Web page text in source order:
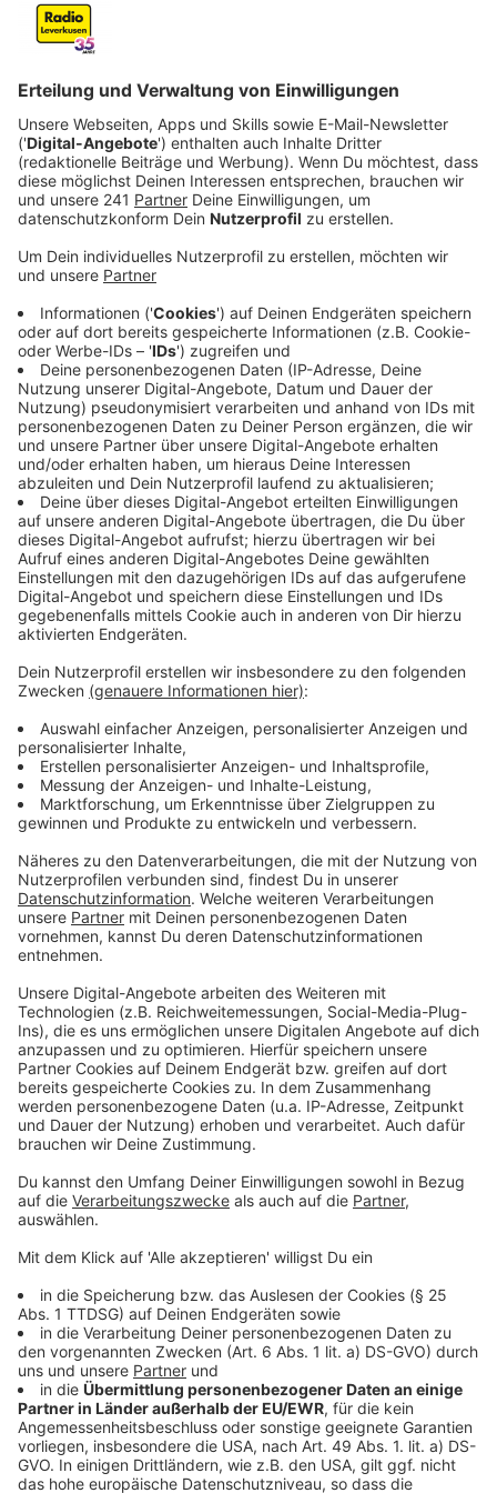
Anzeige
(rufa) - Ihr Album beginnt mit dem Song "When I Get
There", der vom Verlust ihres Vaters und ihrer Nanny
Trish inspiriert wurde: "Mein Vater ist gestorben und
dann ist meine liebe Freundin ungefähr acht Monate
später gestorben. Und ich frage mich, wo sie sind. Wo
seid ihr? Wohin seid ihr gegangen? Wo ist euer Seele
hingegangen? Ich vermisse euch. Und ich würde gerne
glauben, dass ihr irgendwo seid."
Pink über ihr Album "Trustfall" und warum Vertrauen für
sie gerade ein wichtiges Thema ist: "Ich finde, ein
Erwachsener zu sein, ein Mensch zu sein erfordert
gerade jetzt viel Vertrauen. In einer Beziehung zu sein,
Eltern zu sein, Kind zu sein, die Kinder zur Schule zu
bringen [...] alles erfordert gerade so viel
Vertrauen." Pink sagt, sie sei jemand, der leicht
anderen vertraut: "Wenn du feststellst, dass
Menschen dich nur verletzen können, wenn du es
zulässt, dann kannst du jedem vertrauen. Ich bin ein
Vertrauensmensch. Sowohl das eine als auch das
andere: Ich bin eine Person, die unglaublich defensiv
und hart ist, aber ich bin auch einfach super offen und
verletzlich. Ich bin der Typ, der nachts in einen leeren
Pool springt." Mit dieser Einstellung und diesem Elan
hat sich die Pop-Legende an ihr neues Album
gemacht, das nun auf dem Markt erschienen ist.
"Trustfall" ist unser neues Album der Woche, hier
könnt ihr es euch in voller Länge anhören.
Anzeige
Anzeige
Wir benötigen Ihre
Zustimmung, um den YouTube
Video-Service zu laden!
Wir verwenden einen Service eines
einzubetten. Dieser Service kann
Daten zu Ihren Aktivitäten
Details durch und stimmen Sie der
Nutzung des Service zu, um dieses
Video anzusehen.
Mehr Informationen
Akzeptieren
powered byUsercentrics Consent
Management Platform
Singer-Songwriterin und Pop-Ikone P!NK hat den
gleichnamigen Titelsong ihres mit Spannung
erwarteten neunten, Studioalbums veröffentlicht.
"Trustfall" hört ihr im besten Mix.